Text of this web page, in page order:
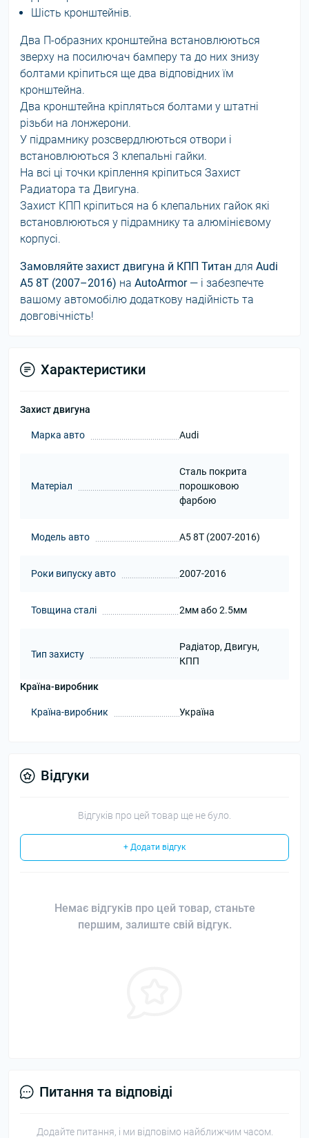
Шість кронштейнів.
Два П-образних кронштейна встановлюються
зверху на посилючач бамперу та до них знизу
болтами кріпиться ще два відповідних їм
кронштейна.
Два кронштейна кріпляться болтами у штатні
різьби на лонжерони.
У підрамнику розсвердлюються отвори і
встановлюються 3 клепальні гайки.
На всі ці точки кріплення кріпиться Захист
Радиатора та Двигуна.
Захист КПП кріпиться на 6 клепальних гайок які
встановлюються у підрамнику та алюмінієвому
корпусі.
Замовляйте захист двигуна й КПП Титан для Audi
A5 8T (2007–2016) на AutoArmor— і забезпечте
вашому автомобілю додаткову надійність та
довговічність!
Характеристики
Захист двигуна
Марка авто Audi
Матеріал
Сталь покрита
порошковою
фарбою
Модель авто A5 8T (2007-2016)
Роки випуску авто 2007-2016
Товщина сталі 2мм або 2.5мм
Тип захисту
Радіатор, Двигун,
КПП
Країна-виробник
Країна-виробник Україна
Відгуки
Відгуків про цей товар ще не було.
+ Додати відгук
Немає відгуків про цей товар, станьте
першим, залиште свій відгук.
Питання та відповіді
Додайте питання, і ми відповімо найближчим часом.